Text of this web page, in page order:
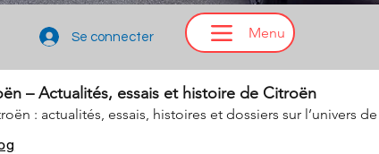
Se connecter
– Actualités, essais et histoire de Citroën
: actualités, essais, histoires et dossiers sur l’univers
Menu